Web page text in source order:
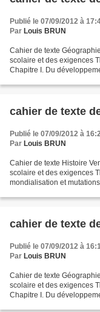
Publié le 07/09/2012 à
Par Louis BRUN
Cahier de texte
scolaire et des exigences
Chapitre I. Du
cahier de texte
Publié le 07/09/2012 à
Par Louis BRUN
Cahier de texte Histoire
scolaire et des exigences
mondialisation et
cahier de texte
Publié le 07/09/2012 à
Par Louis BRUN
Cahier de texte
scolaire et des exigences
Chapitre I. Du